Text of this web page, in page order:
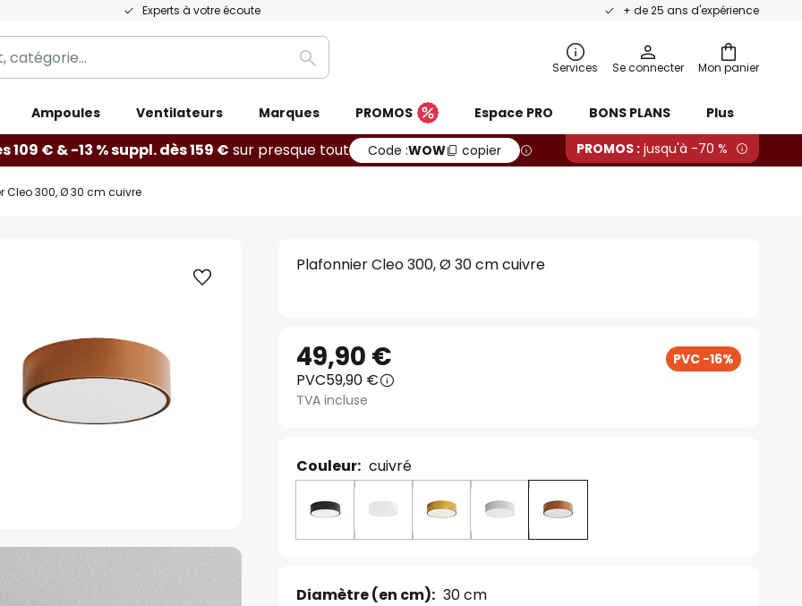
Experts à votre écoute + de 25 ans d'expérience
Mon panier
Rechercher Services Se connecter
Ampoules Ventilateurs Marques PROMOS Espace PRO BONS PLANS Plus
109 € & -13 % suppl. dès 159 € sur presque tout Code :WOW copier PROMOS : jusqu'à -70 %
Cleo 300, Ø 30 cm cuivre
Plafonnier Cleo 300, Ø 30 cm cuivre
49,90 € PVC -16%
PVC59,90 €
TVA incluse
Couleur: cuivré
Diamètre (en cm): 30 cm